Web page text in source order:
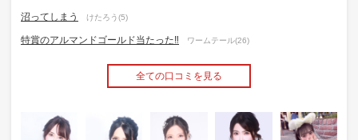
沼ってしまう けたろう(5)
特賞のアルマンドゴールド当たった‼️ ワームテール(26)
全ての口コミを見る